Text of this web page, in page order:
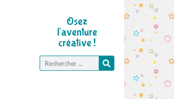
Osez
l'aventure
créative !